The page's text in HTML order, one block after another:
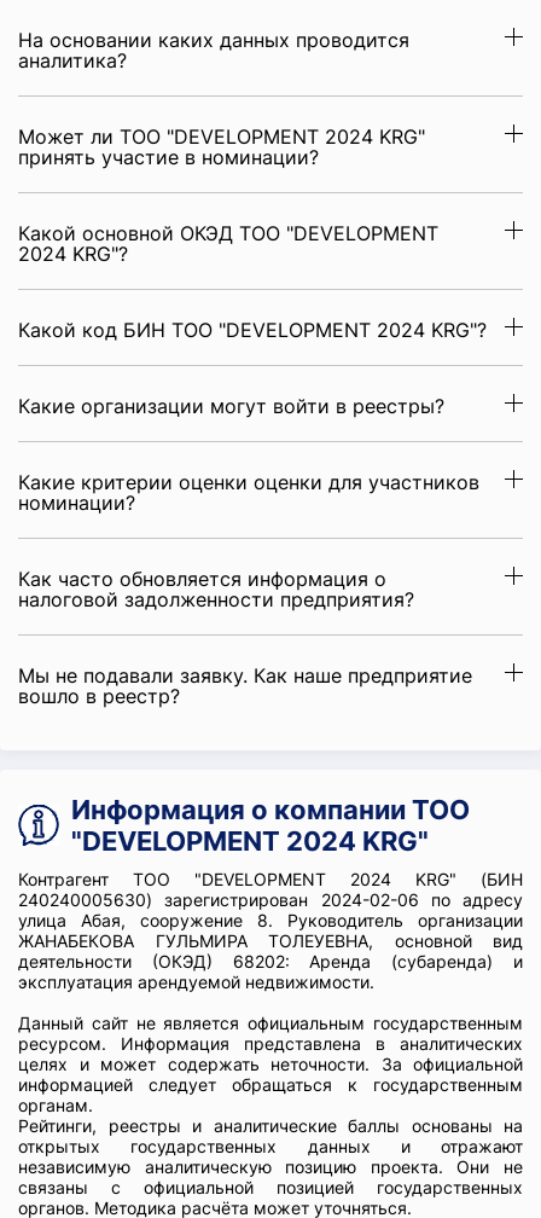
На основании каких данных проводится
аналитика?
Может ли ТОО "DEVELOPMENT 2024 KRG"
принять участие в номинации?
Какой основной ОКЭД ТОО "DEVELOPMENT
2024 KRG"?
Какой код БИН ТОО "DEVELOPMENT 2024 KRG"?
Какие организации могут войти в реестры?
Какие критерии оценки оценки для участников
номинации?
Как часто обновляется информация о
налоговой задолженности предприятия?
Мы не подавали заявку. Как наше предприятие
вошло в реестр?
Информация о компании ТОО
"DEVELOPMENT 2024 KRG"
Контрагент ТОО "DEVELOPMENT 2024 KRG" (БИН
240240005630) зарегистрирован 2024-02-06 по адресу
улица Абая, сооружение 8. Руководитель организации
ЖАНАБЕКОВА ГУЛЬМИРА ТОЛЕУЕВНА, основной вид
деятельности (ОКЭД) 68202: Аренда (субаренда) и
эксплуатация арендуемой недвижимости.
Данный сайт не является официальным государственным
ресурсом. Информация представлена в аналитических
целях и может содержать неточности. За официальной
информацией следует обращаться к государственным
органам.
Рейтинги, реестры и аналитические баллы основаны на
открытых государственных данных и отражают
независимую аналитическую позицию проекта. Они не
связаны с официальной позицией государственных
органов. Методика расчёта может уточняться.